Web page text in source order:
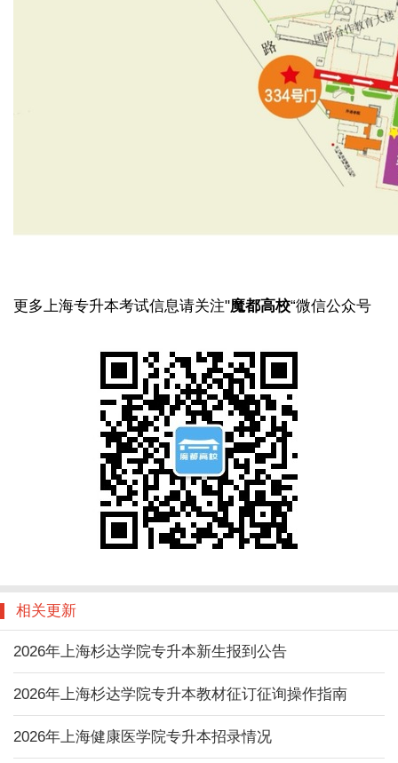
更多上海专升本考试信息请关注"魔都高校“微信公众号
相关更新
2026年上海杉达学院专升本新生报到公告
2026年上海杉达学院专升本教材征订征询操作指南
2026年上海健康医学院专升本招录情况